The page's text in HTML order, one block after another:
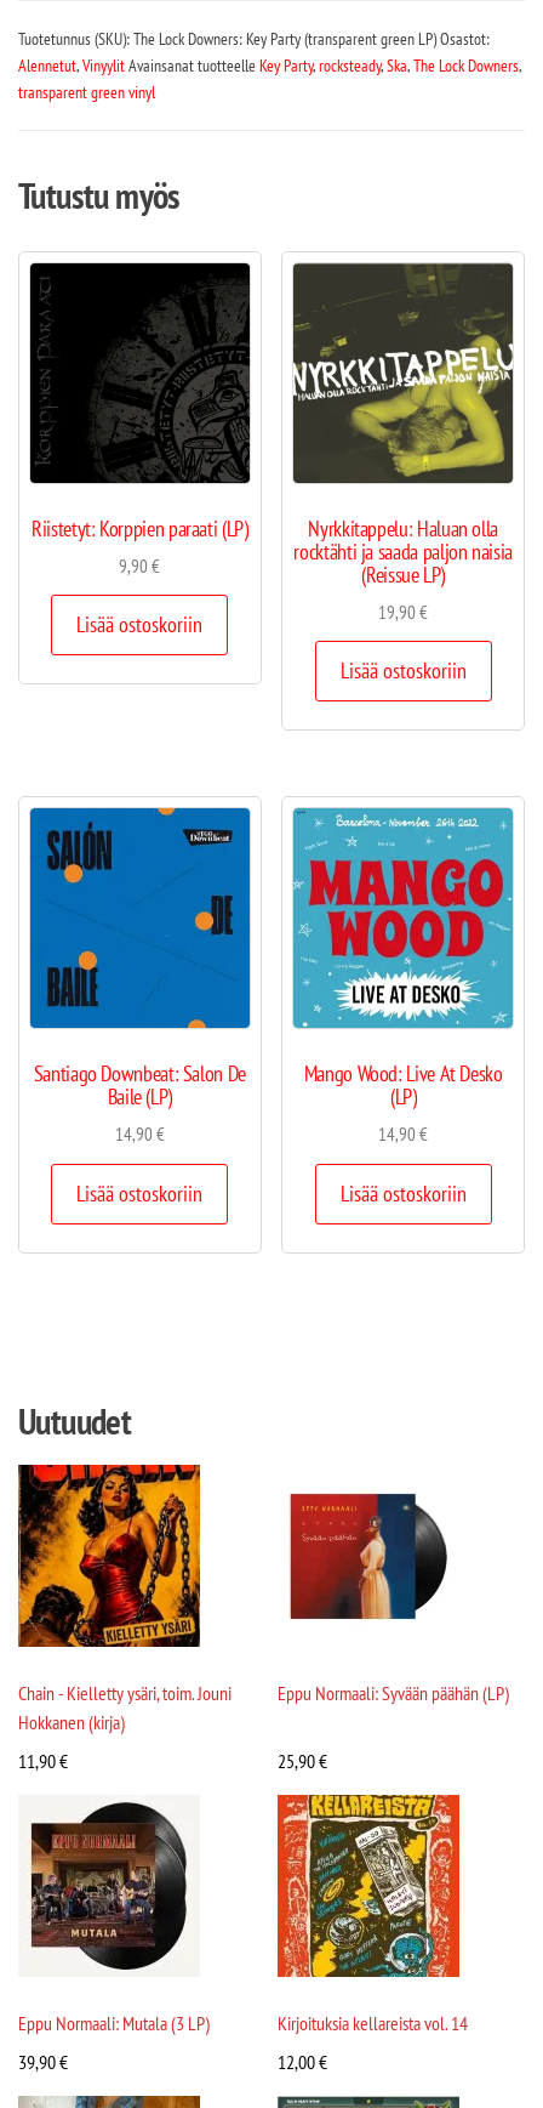
Tuotetunnus (SKU):The Lock Downers: Key Party (transparent green LP)Osastot:
Alennetut,VinyylitAvainsanat tuotteelleKey Party,rocksteady,Ska,The Lock Downers,
transparent green vinyl
Tutustu myös
Riistetyt: Korppien paraati (LP)
9,90€
Lisää ostoskoriin
Nyrkkitappelu: Haluan olla
rocktähti ja saada paljon naisia
(Reissue LP)
19,90€
Lisää ostoskoriin
Santiago Downbeat: Salon De
Baile (LP)
14,90€
Lisää ostoskoriin
Mango Wood: Live At Desko
(LP)
14,90€
Lisää ostoskoriin
Uutuudet
Chain - Kielletty ysäri, toim. Jouni
Hokkanen (kirja)
11,90€
Eppu Normaali: Syvään päähän (LP)
25,90€
Eppu Normaali: Mutala (3 LP)
39,90€
Kirjoituksia kellareista vol. 14
12,00€